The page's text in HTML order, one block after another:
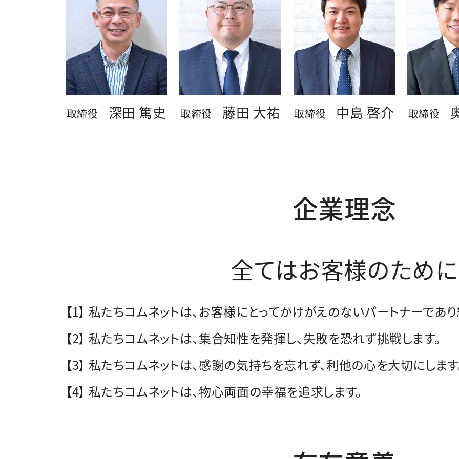
取締役 深田 篤史 取締役 藤田 大祐 取締役 中島 啓介 取締役
企業理念
全てはお客様のために
【1】 私たちコムネットは、お客様にとってかけがえのないパートナーであり
【2】 私たちコムネットは、集合知性を発揮し、失敗を恐れず挑戦します。
【3】 私たちコムネットは、感謝の気持ちを忘れず、利他の心を大切にします
【4】 私たちコムネットは、物心両面の幸福を追求します。